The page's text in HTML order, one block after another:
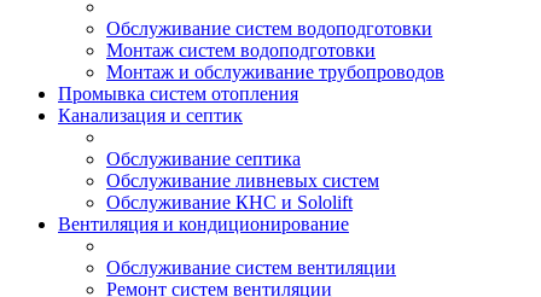
Обслуживание систем водоподготовки
Монтаж систем водоподготовки
Монтаж и обслуживание трубопроводов
Промывка систем отопления
Канализация и септик
Обслуживание септика
Обслуживание ливневых систем
Обслуживание КНС и Sololift
Вентиляция и кондиционирование
Обслуживание систем вентиляции
Ремонт систем вентиляции